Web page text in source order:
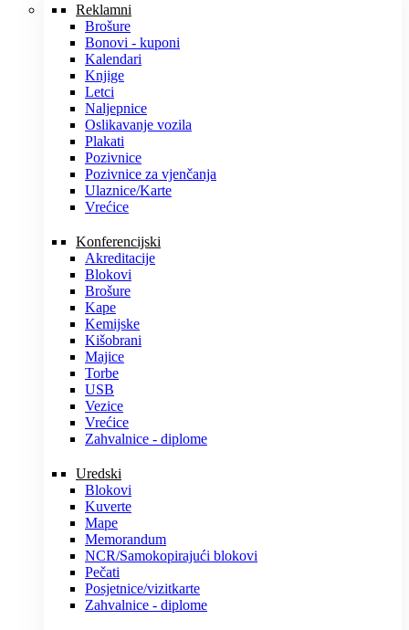
Reklamni
Brošure
Bonovi - kuponi
Kalendari
Knjige
Letci
Naljepnice
Oslikavanje vozila
Plakati
Pozivnice
Pozivnice za vjenčanja
Ulaznice/Karte
Vrećice
Konferencijski
Akreditacije
Blokovi
Brošure
Kape
Kemijske
Kišobrani
Majice
Torbe
USB
Vezice
Vrećice
Zahvalnice - diplome
Uredski
Blokovi
Kuverte
Mape
Memorandum
NCR/Samokopirajući blokovi
Pečati
Posjetnice/vizitkarte
Zahvalnice - diplome